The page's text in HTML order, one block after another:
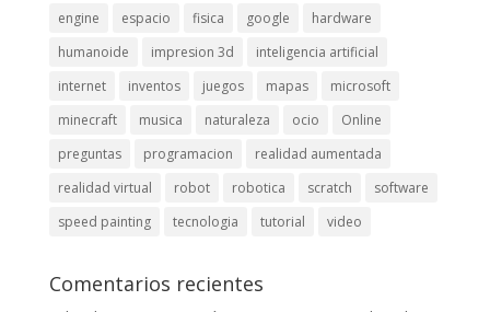
engine
espacio fisica google
hardware
humanoide
impresion 3d
inteligencia artificial
internet
inventos juegos mapas
microsoft
minecraft
musica naturaleza ocio
Online
preguntas
programacion
realidad aumentada
realidad virtual
robot robotica scratch
software
speed painting
tecnologia tutorial video
Comentarios recientes